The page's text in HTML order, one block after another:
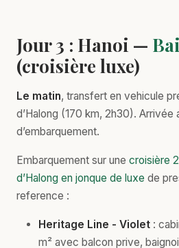
Jour 3 : Hanoi —
(croisière luxe)
Le matin, transfert en vehicule
d’Halong (170 km, 2h30). Arrivée
d’embarquement.
Embarquement sur une croisière
d’Halong en jonque de luxe de
reference :
Heritage Line - Violet :
m² avec balcon prive,